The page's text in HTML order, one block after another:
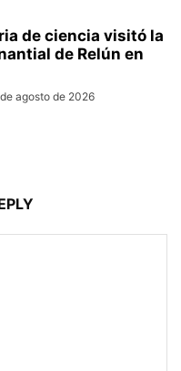
de ciencia visitó la
de Relún en
agosto de 2026